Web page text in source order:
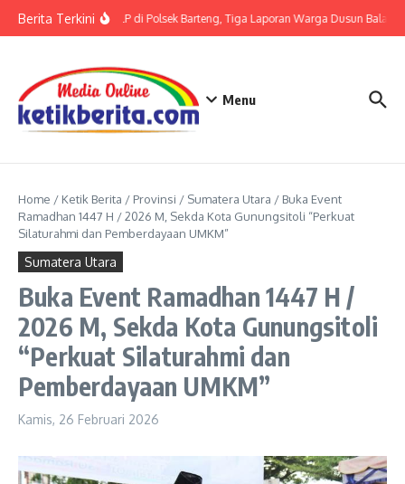
Berita TerkiniTerkait LP di Polsek Barteng, Tiga Laporan Warga Dusun Balaka
Menu
Home / Ketik Berita / Provinsi / Sumatera Utara / Buka Event
Ramadhan 1447 H / 2026 M, Sekda Kota Gunungsitoli “Perkuat
Silaturahmi dan Pemberdayaan UMKM”
Sumatera Utara
Buka Event Ramadhan 1447 H /
2026 M, Sekda Kota Gunungsitoli
“Perkuat Silaturahmi dan
Pemberdayaan UMKM”
Kamis, 26 Februari 2026